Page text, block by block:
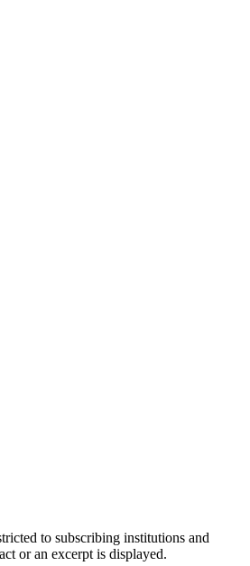
to subscribing institutions and
or an excerpt is displayed.